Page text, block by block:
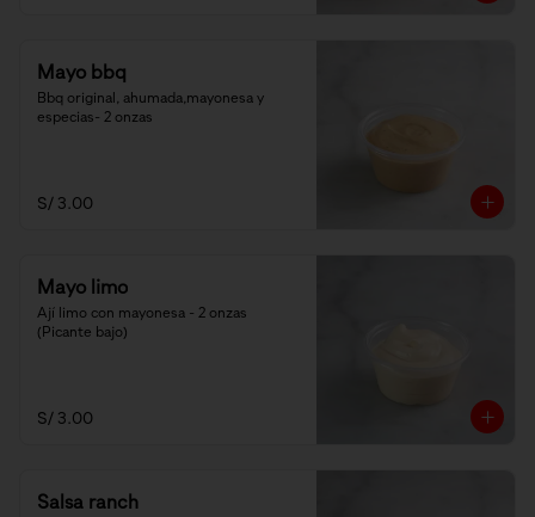
Mayo bbq
Bbq original, ahumada,mayonesa y
especias- 2 onzas
S/ 3.00
Mayo limo
Ají limo con mayonesa - 2 onzas
(Picante bajo)
S/ 3.00
Salsa ranch